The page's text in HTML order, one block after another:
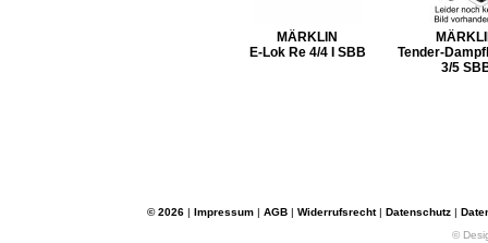
MÄRKLIN
E-Lok Re 4/4 I SBB
Tender-
3/5
© 2026 | Impressum | AGB | Widerrufsrecht| Datenschutz |
©